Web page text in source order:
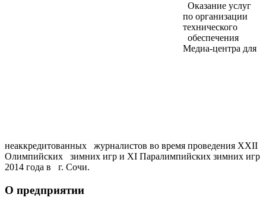
Оказание услуг
по организации
технического
обеспечения
Медиа-центра для
неаккредитованных журналистов во время проведения XXII
Олимпийских зимних игр и XI Паралимпийских зимних игр
2014 года в г. Сочи.
О предприятии